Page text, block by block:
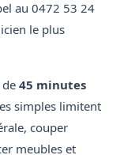
au 0472 53 24
le plus
45 minutes
simples limitent
couper
meubles et